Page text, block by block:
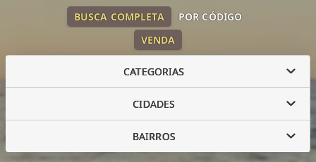
VENDA
BUSCA COMPLETA POR CÓDIGO
CATEGORIAS
CIDADES
BAIRROS